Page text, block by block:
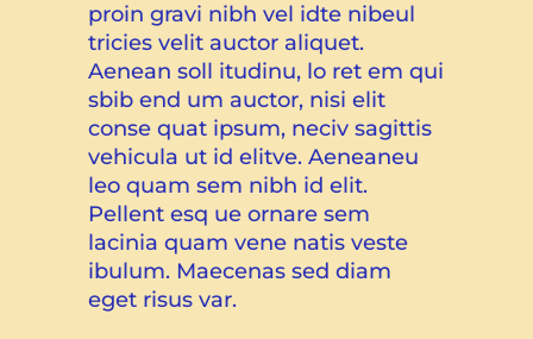
proin gravi nibh vel idte nibeul
tricies velit auctor aliquet.
Aenean soll itudinu, lo ret em qui
sbib end um auctor, nisi elit
conse quat ipsum, neciv sagittis
vehicula ut id elitve. Aeneaneu
leo quam sem nibh id elit.
Pellent esq ue ornare sem
lacinia quam vene natis veste
ibulum. Maecenas sed diam
eget risus var.